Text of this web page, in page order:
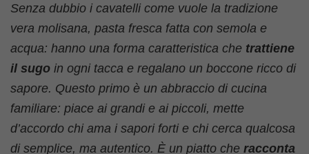
Senza dubbio i cavatelli come vuole la tradizione
vera molisana, pasta fresca fatta con semola e
acqua: hanno una forma caratteristica che trattiene
il sugo in ogni tacca e regalano un boccone ricco di
sapore. Questo primo è un abbraccio di cucina
familiare: piace ai grandi e ai piccoli, mette
d’accordo chi ama i sapori forti e chi cerca qualcosa
di semplice, ma autentico. È un piatto che racconta